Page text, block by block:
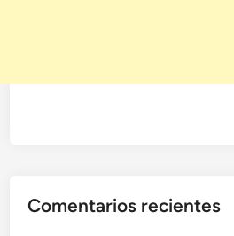
Comentarios recientes